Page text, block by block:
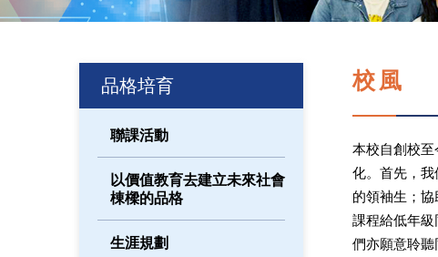
品格培育
聯課活動
以價值教育去建立未來社會
棟樑的品格
生涯規劃
校風
本校自創校
化。首先，
的領袖生；
課程給低年
們亦願意聆